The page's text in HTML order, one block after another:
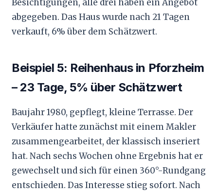
Besichtigungen, alle drei haben ein Angebot
abgegeben. Das Haus wurde nach 21 Tagen
verkauft, 6% über dem Schätzwert.
Beispiel 5: Reihenhaus in Pforzheim
– 23 Tage, 5% über Schätzwert
Baujahr 1980, gepflegt, kleine Terrasse. Der
Verkäufer hatte zunächst mit einem Makler
zusammengearbeitet, der klassisch inseriert
hat. Nach sechs Wochen ohne Ergebnis hat er
gewechselt und sich für einen 360°-Rundgang
entschieden. Das Interesse stieg sofort. Nach